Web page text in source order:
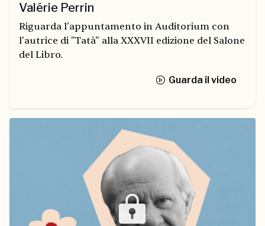
Valérie Perrin
Riguarda l'appuntamento in Auditorium con
l'autrice di "Tatà" alla XXXVII edizione del Salone
del Libro.
Guarda il video